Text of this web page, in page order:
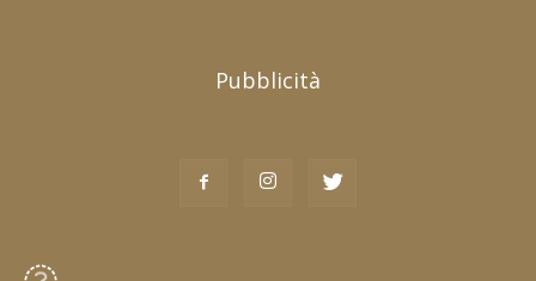
Pubblicità